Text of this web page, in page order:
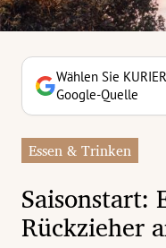
Untermenü
Untermenü
Untermenü
Untermenü
Untermenü
Wählen Sie
Google-Quelle
Essen & Trinken
Saisonstart:
Rückzieher